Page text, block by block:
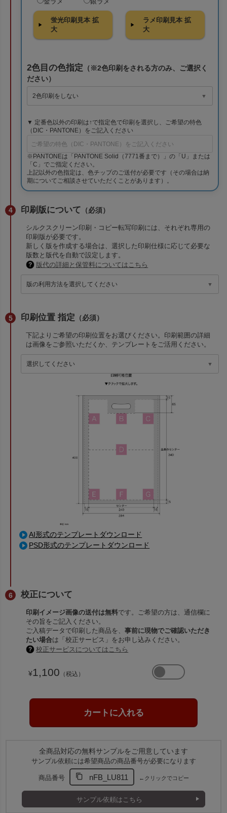
金ラメ 銀ラメ
蛍光印刷見本 拡
大
ラメ印刷見本 拡
大
2色目の色指定 （※2色印刷をされる方のみ、ご選択く
ださい）
▼ 定番色以外の印刷は↑で指定色で印刷を選択し、ご希望の特色
（DIC・PANTONE）をご記入ください
※PANTONEは「PANTONE Solid（7771番まで）」の「U」または
「C」でご指定ください。
上記以外の色指定は、色チップのご送付が必要です（その場合は納
期についてご相談させていただくことがあります）。
印刷版について （必須）
シルクスクリーン印刷・コピー転写印刷には、それぞれ専用の
印刷版が必要です。
新しく版を作成する場合は、選択した印刷仕様に応じて必要な
版数と版代を自動で設定します。
版代の詳細と保管料についてはこちら
印刷位置 指定 （必須）
下記よりご希望の印刷位置をお選びください。印刷範囲の詳細
は画像をご参照いただくか、テンプレートをご活用ください。
AI形式のテンプレートダウンロード
PSD形式のテンプレートダウンロード
校正について
印刷イメージ画像の送付は無料です。ご希望の方は、通信欄に
その旨をご記入ください。
ご入稿データで印刷した商品を、事前に現物でご確認いただき
たい場合は「校正サービス」をお申し込みください。
校正サービスについてはこちら
¥1,100 （税込）
全商品対応の無料サンプルをご用意しています
サンプル依頼には希望商品の商品番号が必要になります
商品番号 nFB_LU811 ←クリックでコピー
サンプル依頼はこちら